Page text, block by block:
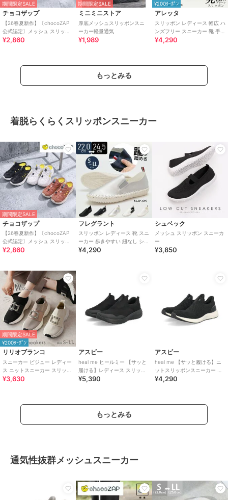
期間限定SALE
チョコザップ
【26春夏新作】〔chocoZAP
公式認定〕メッシュ スリッポ
ン スニーカーサンダル
¥2,860
期間限定SALE
ミニミニストア
厚底メッシュスリッポンスニ
ーカー軽量通気
¥1,989
¥200ｸｰﾎﾟﾝ
アレッタ
スリッポン レディース 幅広 ハ
ンズフリー スニーカー 靴 手を
使わず履ける プレーン きれい
¥4,290
もっとみる
着脱らくらくスリッポンスニーカー
期間限定SALE
チョコザップ
【26春夏新作】〔chocoZAP
公式認定〕メッシュ スリッポ
ン スニーカーサンダル
¥2,860
フレグラント
スリッポン レディース 靴 スニ
ーカー 歩きやすい 紐なし シン
プル らくちん 履きやすい
¥4,290
シュベック
メッシュ スリッポン スニーカ
ー
¥3,850
期間限定SALE
¥200ｸｰﾎﾟﾝ
リリオブランコ
スニーカー ビジュー レディー
ス ニットスニーカー スリッポ
ンシューズ メッシュ
¥3,630
アスビー
heal me ヒールミー 【サッと
履ける】レディース スリッポ
ンスニーカー 幅広3E 軽量
¥5,390
アスビー
heal me 【サッと履ける】ニ
ットスリッポンスニーカー 軽
量 すぐスポ 脱ぎ履き簡単 立っ
¥4,290
もっとみる
通気性抜群メッシュスニーカー